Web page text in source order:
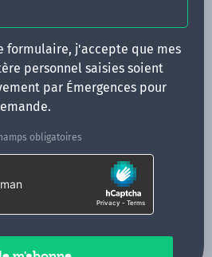
formulaire, j'accepte que mes
personnel saisies soient
par Émergences pour
obligatoires